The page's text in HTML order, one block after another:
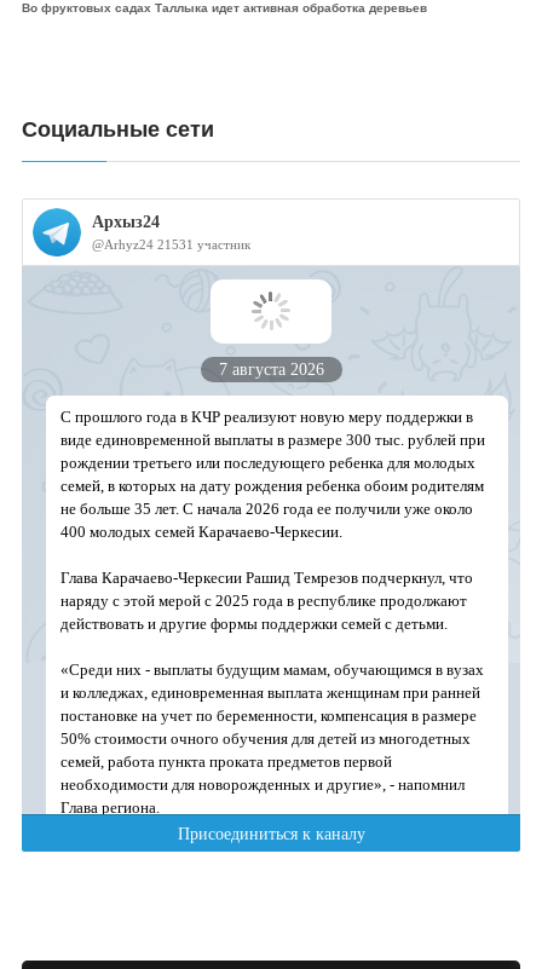
Во фруктовых садах Таллыка идет активная обработка деревьев
Социальные сети